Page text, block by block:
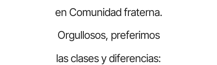
en Comunidad fraterna.
Orgullosos, preferimos
las clases y diferencias: